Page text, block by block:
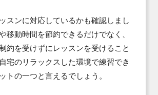
スンに対応しているかも確認しまし
移動時間を節約できるだけでなく、
約を受けずにレッスンを受けること
宅のリラックスした環境で練習でき
トの一つと言えるでしょう。